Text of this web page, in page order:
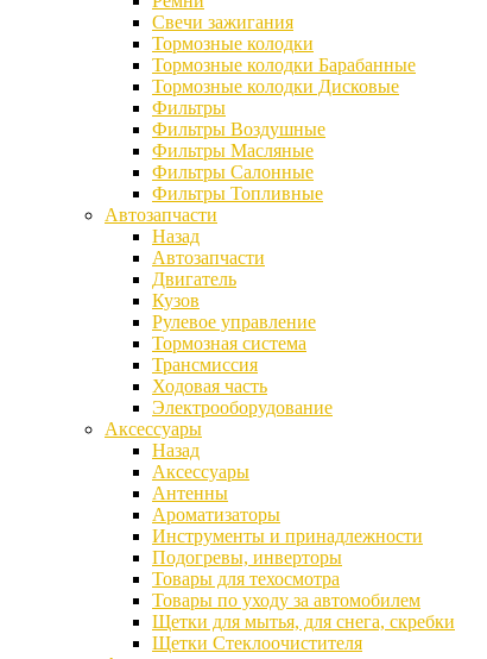
Свечи зажигания
Тормозные колодки
Тормозные колодки Барабанные
Тормозные колодки Дисковые
Фильтры
Фильтры Воздушные
Фильтры Масляные
Фильтры Салонные
Фильтры Топливные
Автозапчасти
Назад
Автозапчасти
Двигатель
Кузов
Рулевое управление
Тормозная система
Трансмиссия
Ходовая часть
Электрооборудование
Аксессуары
Назад
Аксессуары
Антенны
Ароматизаторы
Инструменты и принадлежности
Подогревы, инверторы
Товары для техосмотра
Товары по уходу за автомобилем
Щетки для мытья, для снега, скребки
Щетки Стеклоочистителя